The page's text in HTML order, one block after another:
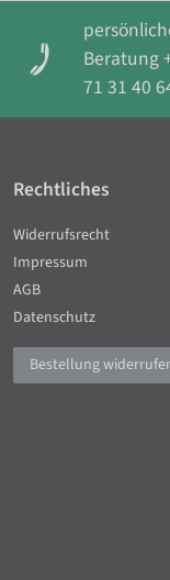
Beratung
71 31 40
Rechtliches
Widerrufsrecht
Impressum
AGB
Datenschutz
Bestellung